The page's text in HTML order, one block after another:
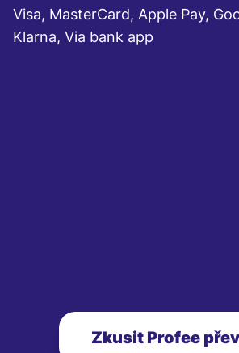
Visa, MasterCard, Apple Pay,
Klarna, Via bank app
Zkusit Profee